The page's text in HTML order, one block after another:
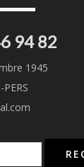
94 82
1945